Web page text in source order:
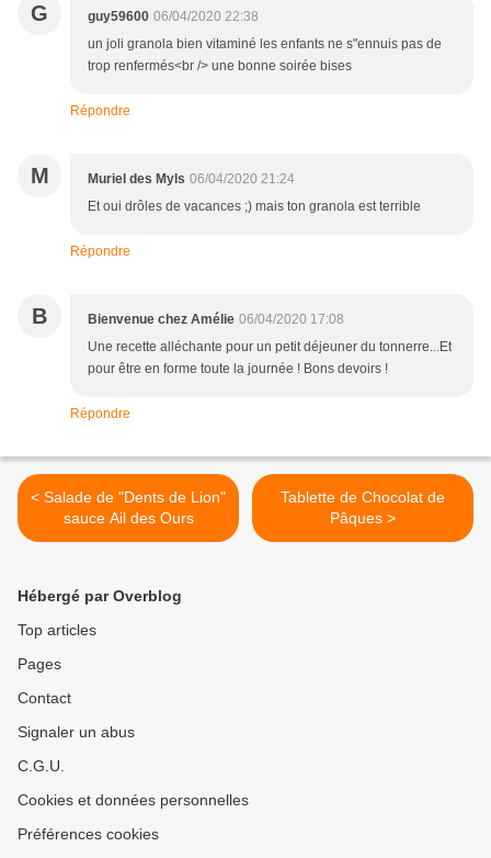
G guy59600 06/04/2020 22:38
un joli granola bien vitaminé les enfants ne s"ennuis pas de
trop renfermés<br /> une bonne soirée bises
Répondre
M Muriel des Myls 06/04/2020 21:24
Et oui drôles de vacances ;) mais ton granola est terrible
Répondre
B Bienvenue chez Amélie 06/04/2020 17:08
Une recette alléchante pour un petit déjeuner du tonnerre...Et
pour être en forme toute la journée ! Bons devoirs !
Répondre
< Salade de "Dents de Lion"
sauce Ail des Ours
Tablette de Chocolat de
Pâques >
Hébergé par Overblog
Top articles
Pages
Contact
Signaler un abus
C.G.U.
Cookies et données personnelles
Préférences cookies